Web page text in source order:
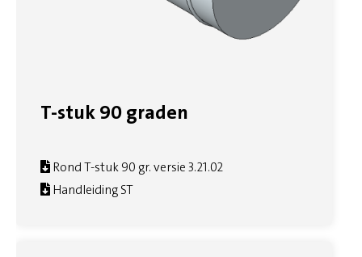
T-stuk 90 graden
Rond T-stuk 90 gr. versie 3.21.02
Handleiding ST